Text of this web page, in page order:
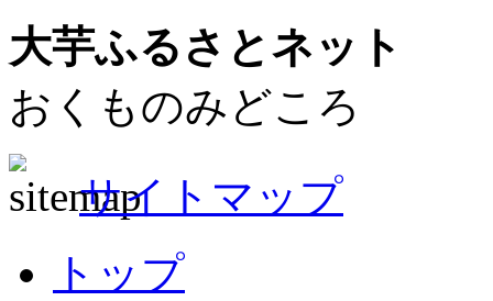
大芋ふるさとネット
おくものみどころ
サイトマップ
トップ